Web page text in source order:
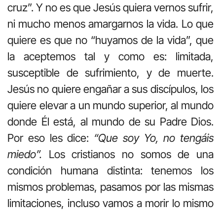
cruz”. Y no es que Jesús quiera vernos sufrir,
ni mucho menos amargarnos la vida. Lo que
quiere es que no “huyamos de la vida”, que
la aceptemos tal y como es: limitada,
susceptible de sufrimiento, y de muerte.
Jesús no quiere engañar a sus discípulos, los
quiere elevar a un mundo superior, al mundo
donde Él está, al mundo de su Padre Dios.
Por eso les dice: “Que soy Yo, no tengáis
miedo”. Los cristianos no somos de una
condición humana distinta: tenemos los
mismos problemas, pasamos por las mismas
limitaciones, incluso vamos a morir lo mismo